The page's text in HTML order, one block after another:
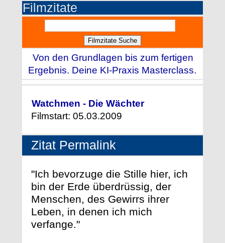
Filmzitate
Von den Grundlagen bis zum fertigen
Ergebnis. Deine KI-Praxis Masterclass.
Watchmen - Die Wächter
Filmstart: 05.03.2009
Zitat Permalink
"Ich bevorzuge die Stille hier, ich
bin der Erde überdrüssig, der
Menschen, des Gewirrs ihrer
Leben, in denen ich mich
verfange."